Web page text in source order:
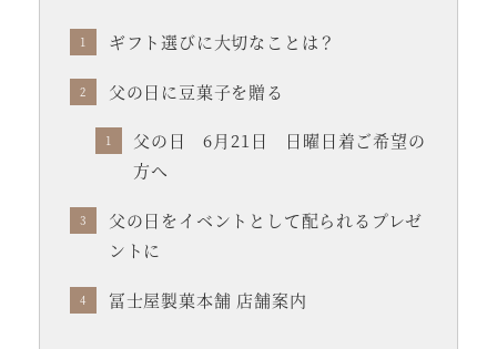
ギフト選びに大切なことは？
父の日に豆菓子を贈る
父の日 6月21日 日曜日着ご希望の
方へ
父の日をイベントとして配られるプレゼ
ントに
冨士屋製菓本舗 店舗案内